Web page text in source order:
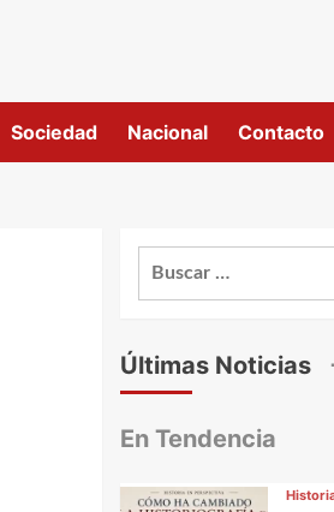
Sociedad Nacional Contacto
Últimas Noticias
En Tendencia